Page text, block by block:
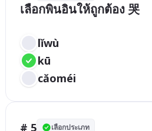
เลือกพินอินให้ถูกต้อง 哭
lǐwù
# 5 เลือกประเภท